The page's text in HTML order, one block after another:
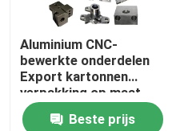
CNC Houten Delen
Spuitgietdiensten
Aluminium CNC-
bewerkte onderdelen
Export kartonnen
verpakking op maat
Beste prijs